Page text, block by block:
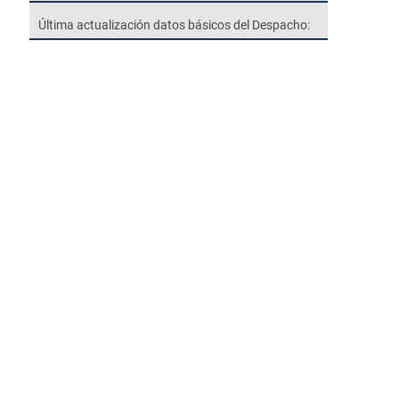
Última actualización datos básicos del Despacho: